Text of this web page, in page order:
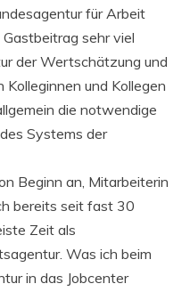
für Arbeit
sehr viel
der Wertschätzung und
und Kollegen
die notwendige
Systems der
Beginn an, Mitarbeiterin
bereits seit fast 30
Zeit als
Was ich beim
in das Jobcenter